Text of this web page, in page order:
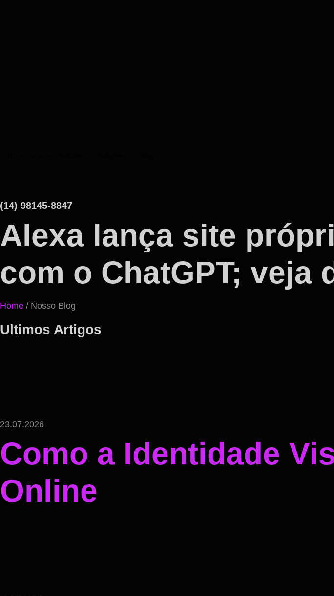
(14) 98145-8847
Alexa lança site
com o ChatGPT; veja
Home / Nosso Blog
Ultimos Artigos
23.07.2026
Como a Identidade
Online